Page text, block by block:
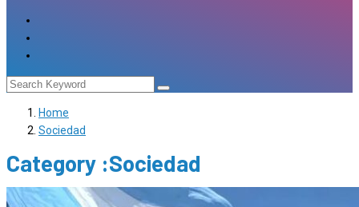
Home
Sociedad
Category :Sociedad